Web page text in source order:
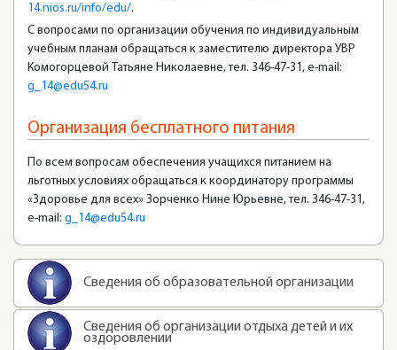
14.nios.ru/info/edu/.
С вопросами по организации обучения по индивидуальным
учебным планам обращаться к заместителю директора УВР
Комогорцевой Татьяне Николаевне, тел. 346-47-31, e-mail:
g_14@edu54.ru
Организация бесплатного питания
По всем вопросам обеспечения учащихся питанием на
льготных условиях обращаться к координатору программы
«Здоровье для всех» Зорченко Нине Юрьевне, тел. 346-47-31,
e-mail: g_14@edu54.ru
Сведения об образовательной организации
Сведения об организации отдыха детей и их
оздоровлении